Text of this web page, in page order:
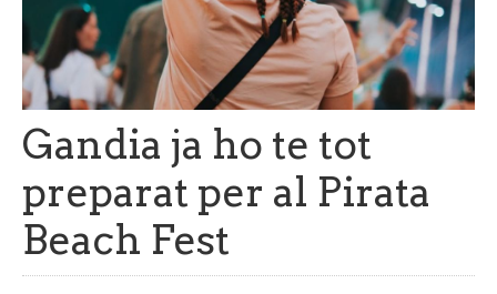
Gandia ja ho te tot
preparat per al Pirata
Beach Fest